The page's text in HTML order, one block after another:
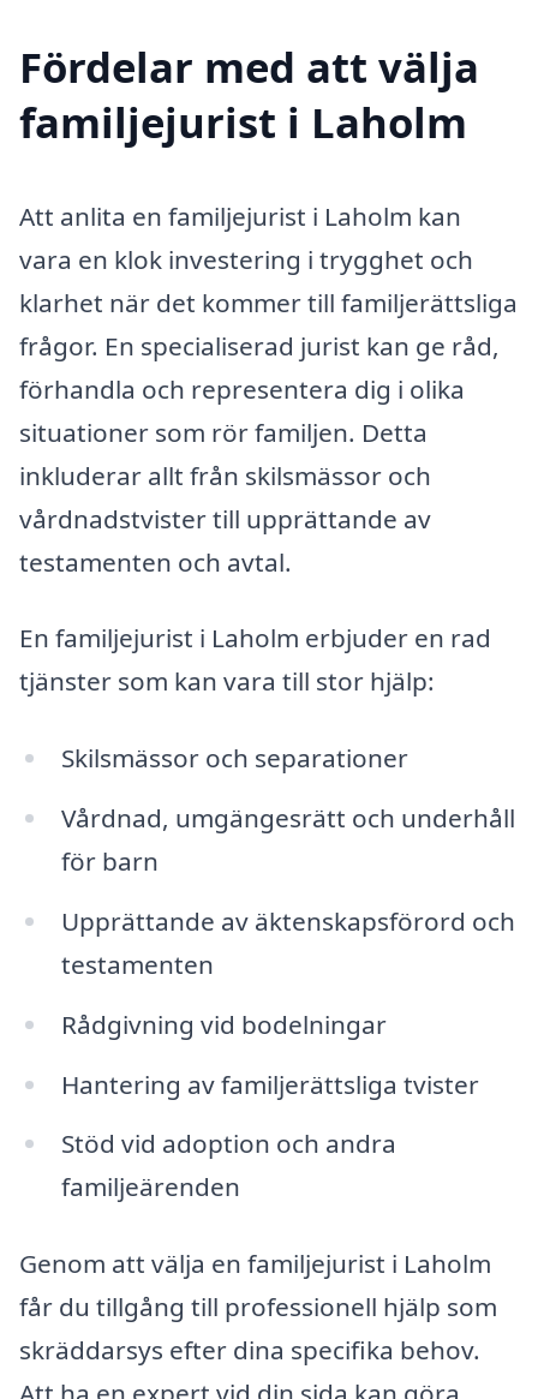
Fördelar med att välja
familjejurist i Laholm
Att anlita en familjejurist i Laholm kan
vara en klok investering i trygghet och
klarhet när det kommer till familjerättsliga
frågor. En specialiserad jurist kan ge råd,
förhandla och representera dig i olika
situationer som rör familjen. Detta
inkluderar allt från skilsmässor och
vårdnadstvister till upprättande av
testamenten och avtal.
En familjejurist i Laholm erbjuder en rad
tjänster som kan vara till stor hjälp:
Skilsmässor och separationer
Vårdnad, umgängesrätt och underhåll
för barn
Upprättande av äktenskapsförord och
testamenten
Rådgivning vid bodelningar
Hantering av familjerättsliga tvister
Stöd vid adoption och andra
familjeärenden
Genom att välja en familjejurist i Laholm
får du tillgång till professionell hjälp som
skräddarsys efter dina specifika behov.